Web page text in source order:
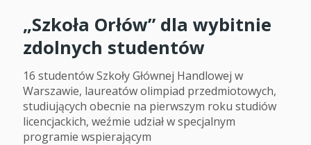
„Szkoła Orłów” dla wybitnie
zdolnych studentów
16 studentów Szkoły Głównej Handlowej w
Warszawie, laureatów olimpiad przedmiotowych,
studiujących obecnie na pierwszym roku studiów
licencjackich, weźmie udział w specjalnym
programie wspierającym